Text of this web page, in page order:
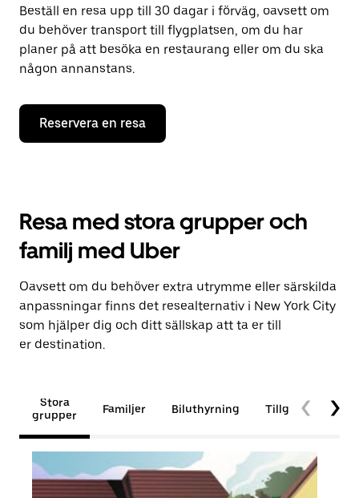
Beställ en resa upp till 30 dagar i förväg, oavsett om
du behöver transport till flygplatsen, om du har
planer på att besöka en restaurang eller om du ska
någon annanstans.
Reservera en resa
Resa med stora grupper och
familj med Uber
Oavsett om du behöver extra utrymme eller särskilda
anpassningar finns det resealternativ i New York City
som hjälper dig och ditt sällskap att ta er till
er destination.
Stora
grupper
Familjer Biluthyrning Tillgänglighet